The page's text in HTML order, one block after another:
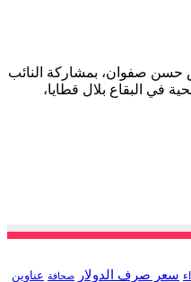
حسن صفوان، بمشاركة النائب
في البقاع بلال قطايا،
سعر صرف الدولار صحافة عناوين